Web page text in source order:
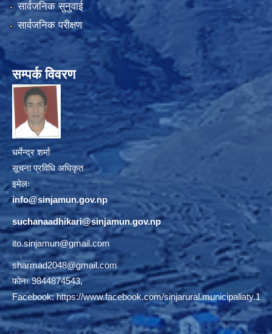
सार्वजनिक सुनुवाई
सार्वजनिक परीक्षण
सम्पर्क विवरण
धर्मेन्द्र शर्मा
सूचना प्रविधि अधिकृत
इमेलः
info@sinjamun.gov.np
suchanaadhikari@sinjamun.gov.np
ito.sinjamun@gmail.com
sharmad2048@gmail.com
फोनः 9844874543,
Facebook:https://www.facebook.com/sinjarural.municipaliaty.1